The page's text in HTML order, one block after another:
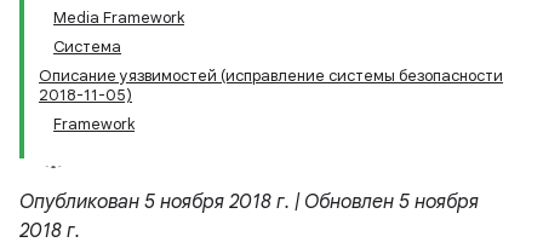
Media Framework
Система
Описание уязвимостей (исправление системы безопасности
2018-11-05)
Framework
Опубликован 5 ноября 2018 г. | Обновлен 5 ноября
2018 г.